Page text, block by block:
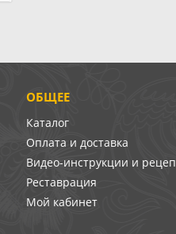
ОБЩЕЕ
Каталог
Оплата и доставка
Видео-инструкции и
Реставрация
Мой кабинет